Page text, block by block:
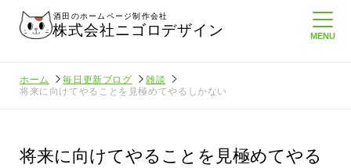
酒田のホームページ制作会社
株式会社ニゴロデザイン
ホーム 毎日更新ブログ
雑談
将来に向けてやることを見極めてやるしかない
将来に向けてやることを見極めてやる